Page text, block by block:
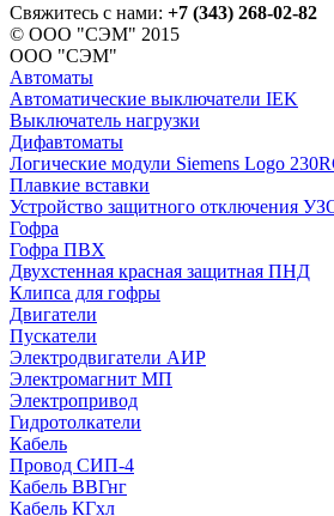
Свяжитесь с нами: +7 (343) 268-02-82
© ООО "СЭМ" 2015
ООО "СЭМ"
Автоматы
Автоматические выключатели IEK
Выключатель нагрузки
Дифавтоматы
Логические модули Siemens Logo
Плавкие вставки
Устройство защитного отключения
Гофра
Гофра ПВХ
Двухстенная красная защитная ПНД
Клипса для гофры
Двигатели
Пускатели
Электродвигатели АИР
Электромагнит МП
Электропривод
Гидротолкатели
Кабель
Провод СИП-4
Кабель ВВГнг
Кабель КГхл